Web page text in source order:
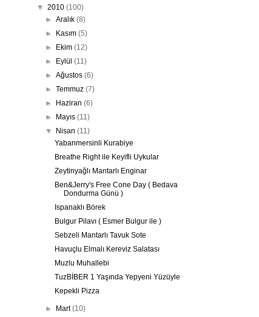
▼ 2010 (100)
►Aralık(8)
► Kasım(5)
► Ekim(12)
► Eylül(11)
►Ağustos(6)
►Temmuz(7)
► Haziran(6)
► Mayıs(11)
▼ Nisan(11)
Yabanmersinli Kurabiye
Breathe Right ile Keyifli Uykular
Zeytinyağlı Mantarlı Enginar
Ben&Jerry's Free Cone Day ( Bedava
Dondurma Günü )
Ispanaklı Börek
Bulgur Pilavı ( Esmer Bulgur ile )
Sebzeli Mantarlı Tavuk Sote
Havuçlu Elmalı Kereviz Salatası
Muzlu Muhallebi
TuzBİBER 1 Yaşında Yepyeni Yüzüyle
Kepekli Pizza
► Mart(10)